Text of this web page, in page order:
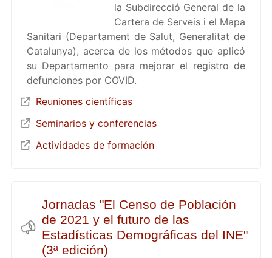
la Subdirecció General de la
Cartera de Serveis i el Mapa
Sanitari (Departament de Salut, Generalitat de
Catalunya), acerca de los métodos que aplicó
su Departamento para mejorar el registro de
defunciones por COVID.
Reuniones científicas
Seminarios y conferencias
Actividades de formación
Jornadas "El Censo de Población
de 2021 y el futuro de las
Estadísticas Demográficas del INE"
(3ª edición)